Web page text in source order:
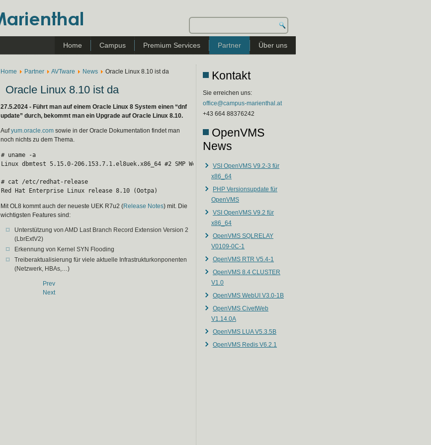
Home Campus Premium Services Partner Über uns
Home Partner AVTware News Oracle Linux 8.10 ist da
Oracle Linux 8.10 ist da
27.5.2024 - Führt man auf einem Oracle Linux 8 System einen “dnf
update” durch, bekommt man ein Upgrade auf Oracle Linux 8.10.
Aufyum.oracle.com sowie in der Oracle Dokumentation findet man
noch nichts zu dem Thema.
# uname -a
Linux dbmtest 5.15.0-206.153.7.1.el8uek.x86_64 #2 SMP Wed May 22 20:49:34 PDT 2024 x86_64 x86_64 x86_64 GNU/Linux
# cat /etc/redhat-release
Red Hat Enterprise Linux release 8.10 (Ootpa)
Mit OL8 kommt auch der neueste UEK R7u2 (Release Notes) mit. Die
wichtigsten Features sind:
Unterstützung von AMD Last Branch Record Extension Version 2
(LbrExtV2)
Erkennung von Kernel SYN Flooding
Treiberaktualisierung für viele aktuelle Infrastrukturkonponenten
(Netzwerk, HBAs,…)
Prev
Next
Kontakt
Sie erreichen uns:
office@campus-marienthal.at
+43 664 88376242
OpenVMS
News
VSI OpenVMS V9.2-3 für
x86_64
PHP Versionsupdate für
OpenVMS
VSI OpenVMS V9.2 für
x86_64
OpenVMS SQLRELAY
V0109-0C-1
OpenVMS RTR V5.4-1
OpenVMS 8.4 CLUSTER
V1.0
OpenVMS WebUI V3.0-1B
OpenVMS CivetWeb
V1.14.0A
OpenVMS LUA V5.3.5B
OpenVMS Redis V6.2.1